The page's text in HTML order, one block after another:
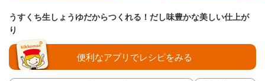
うすくち生しょうゆだからつくれる！だし味豊かな美しい仕上が
り
便利なアプリでレシピをみる